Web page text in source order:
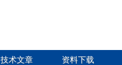
技术文章 资料下载